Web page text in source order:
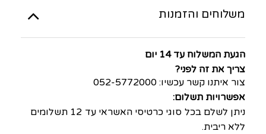
משלוחים והזמנות
הגעת המשלוח עד 14 יום
צריך את זה לפני?
צור איתנו קשר עכשיו: 052-5772000
אפשרויות תשלום:
ניתן לשלם בכל סוגי כרטיסי האשראי עד 12 תשלומים
ללא ריבית.